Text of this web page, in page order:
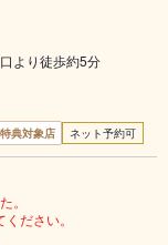
より徒歩約5分
典対象店 ネット予約可
。
ださい。